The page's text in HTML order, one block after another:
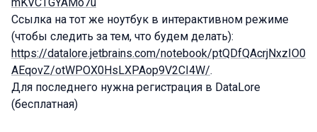
Ссылка на тот же ноутбук в интерактивном режиме
(чтобы следить за тем, что будем делать):
https://datalore.jetbrains.com/notebook/ptQDfQAcrjNxzIO0
AEqovZ/otWPOX0HsLXPAop9V2CI4W/.
Для последнего нужна регистрация в DataLore
(бесплатная)